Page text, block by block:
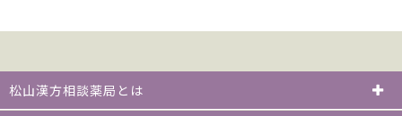
松山漢方相談薬局とは